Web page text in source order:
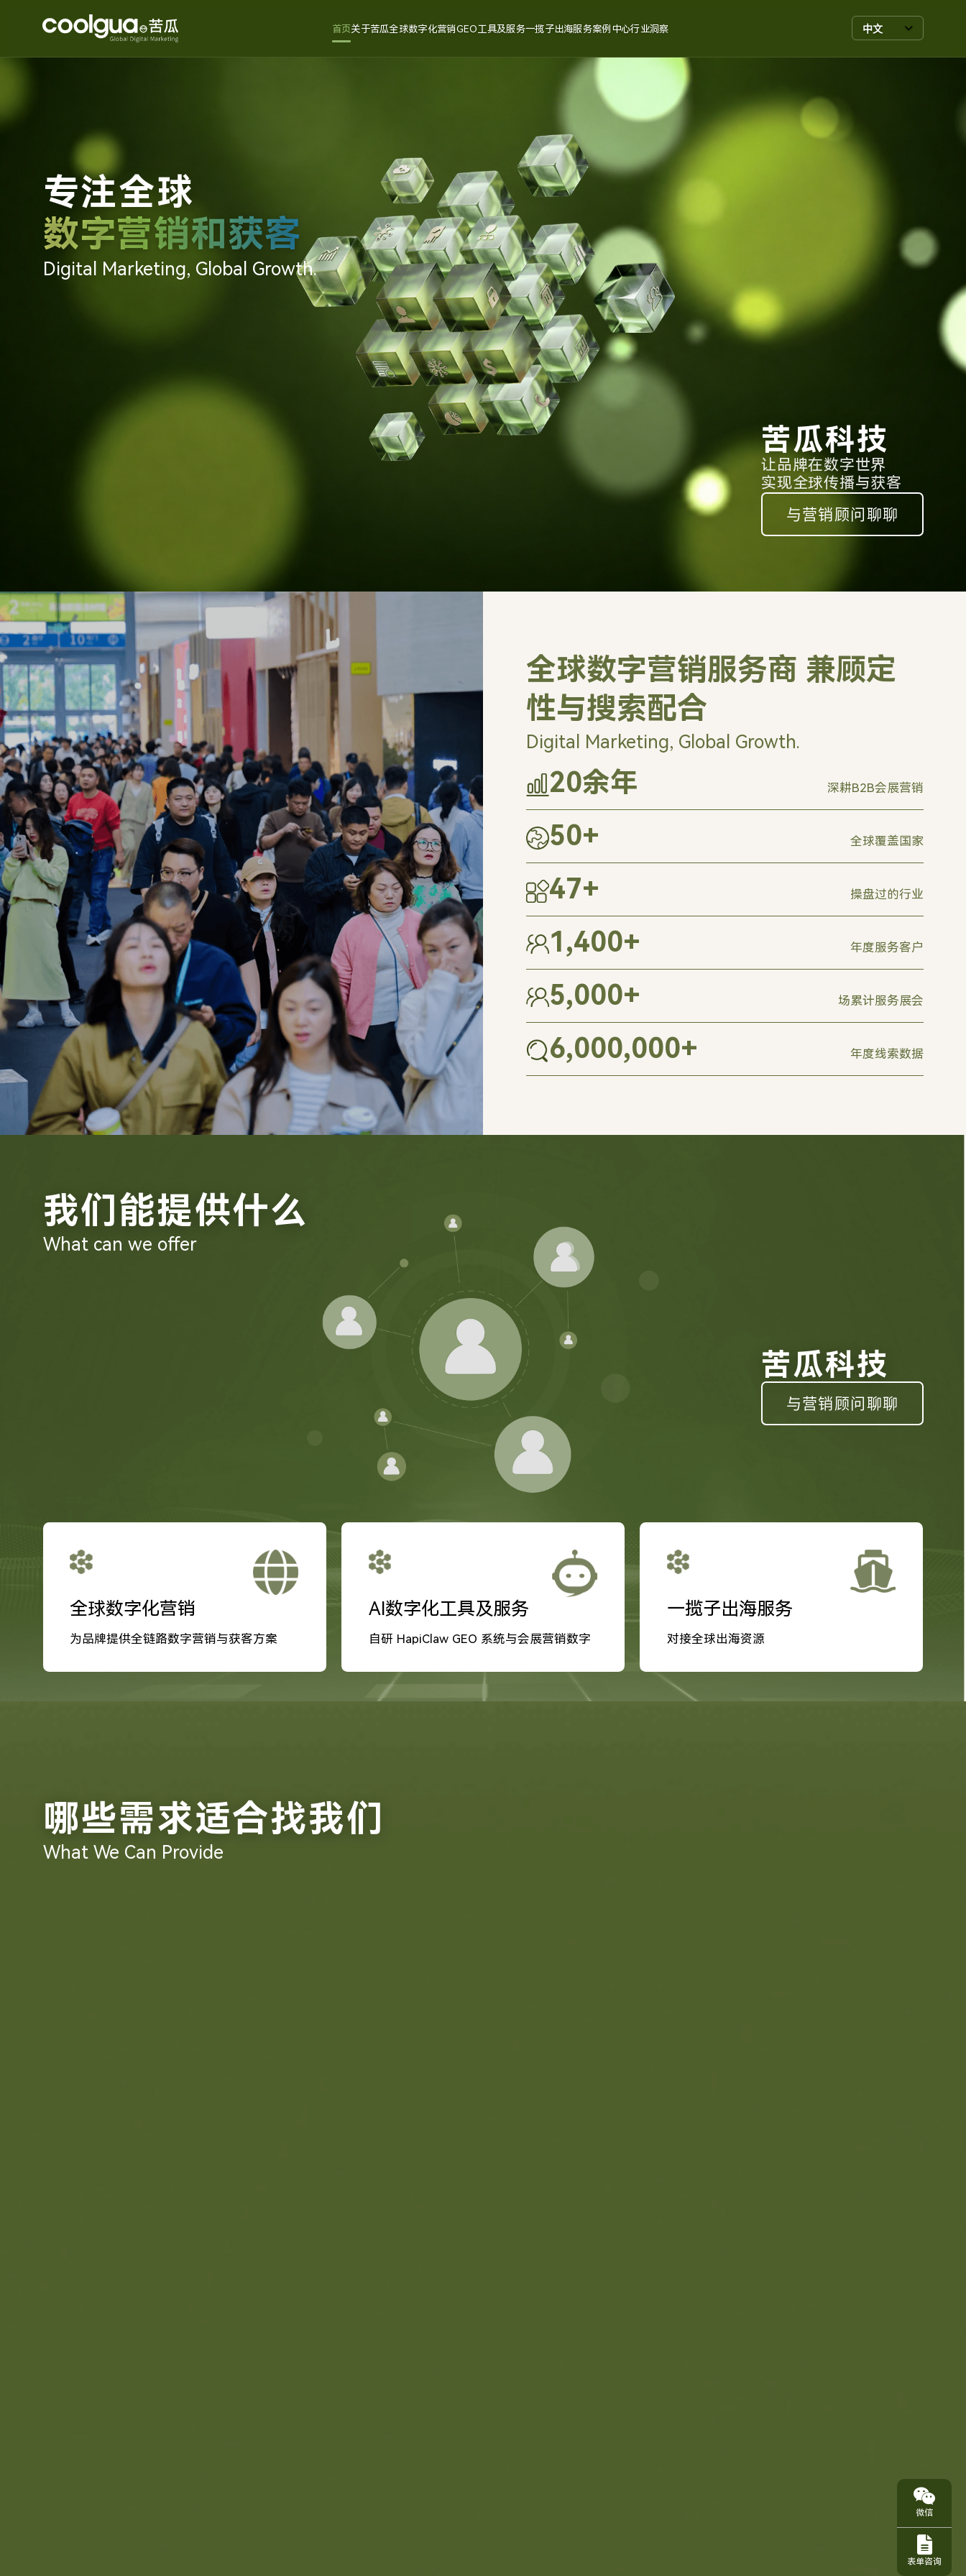
首页 关于苦瓜全球数字化营销GEO工具及服务一揽子出海服务案例中心行业洞察 中文
专注全球
数字营销和获客
Digital Marketing, Global Growth.
苦瓜科技
让品牌在数字世界
实现全球传播与获客
与营销顾问聊聊
全球数字营销服务商 兼顾定
性与搜索配合
Digital Marketing, Global Growth.
20余年 深耕B2B会展营销
50+ 全球覆盖国家
47+ 操盘过的行业
1,400+ 年度服务客户
5,000+ 场累计服务展会
6,000,000+ 年度线索数据
我们能提供什么
What can we offer
苦瓜科技
与营销顾问聊聊
全球数字化营销
为品牌提供全链路数字营销与获客方案
AI数字化工具及服务
自研 HapiClaw GEO 系统与会展营销数字
一揽子出海服务
对接全球出海资源
哪些需求适合找我们
What We Can Provide
微信
表单咨询